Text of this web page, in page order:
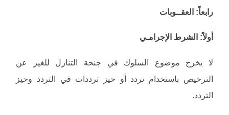
رابعاً: العقــوبات
أولاً: الشرط الإجرامـي
لا يخرج موضوع السلوك في جنحة التنازل للغير عن
الترخيص باستخدام تردد أو حيز ترددات في التردد وحيز
التردد.